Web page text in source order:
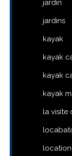
jardin
jardins
kayak
kayak
kayak
kayak
la visite